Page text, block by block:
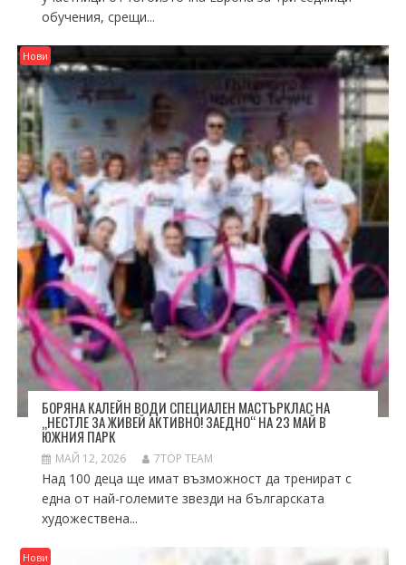
обучения, срещи...
Нови
БОРЯНА КАЛЕЙН ВОДИ СПЕЦИАЛЕН МАСТЪРКЛАС НА
„НЕСТЛЕ ЗА ЖИВЕЙ АКТИВНО! ЗАЕДНО“ НА 23 МАЙ В
ЮЖНИЯ ПАРК
МАЙ 12, 2026 7TOP TEAM
Над 100 деца ще имат възможност да тренират с
една от най-големите звезди на българската
художествена...
Нови